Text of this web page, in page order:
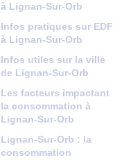
à Lignan-Sur-Orb
Infos pratiques sur EDF
à Lignan-Sur-Orb
Infos utiles sur la ville
de Lignan-Sur-Orb
Les facteurs impactant
la consommation à
Lignan-Sur-Orb
Lignan-Sur-Orb : la
consommation